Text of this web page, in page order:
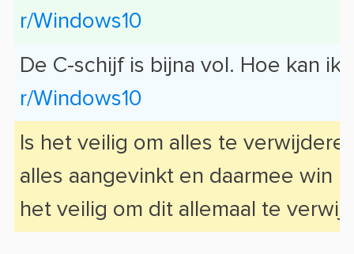
r/Windows10
De C-schijf is bijna vol. Hoe kan ik
r/Windows10
Is het veilig om alles te
alles aangevinkt en daarmee win
het veilig om dit allemaal te